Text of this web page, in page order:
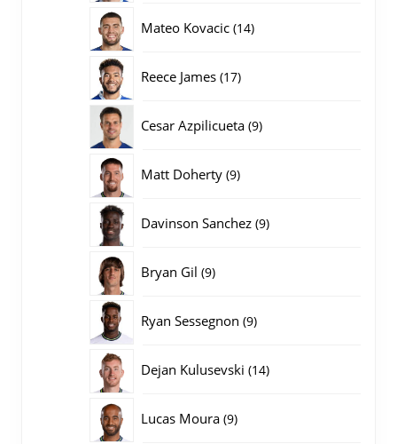
Mateo Kovacic 1414
Reece James 1717
Cesar Azpilicueta 99
Matt Doherty 99
Davinson Sanchez 99
Bryan Gil 99
Ryan Sessegnon 99
Dejan Kulusevski 1414
Lucas Moura 99